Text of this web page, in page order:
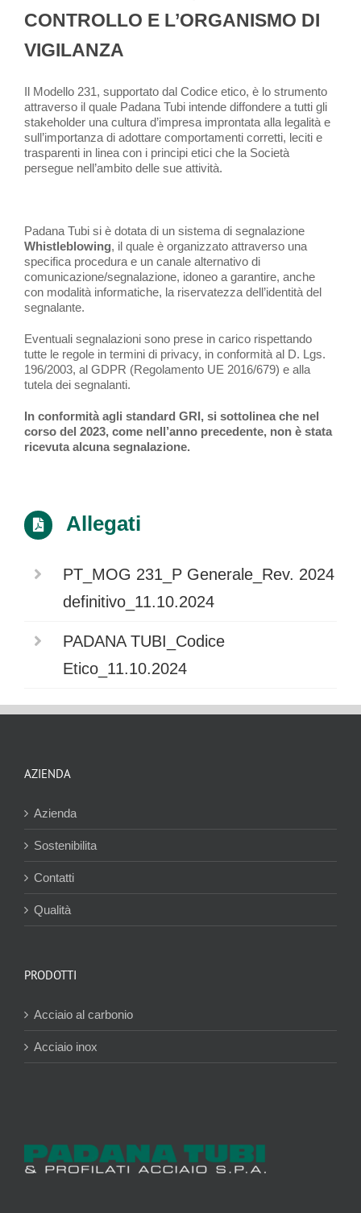
CONTROLLO E L’ORGANISMO DI
VIGILANZA
Il Modello 231, supportato dal Codice etico, è lo strumento
attraverso il quale Padana Tubi intende diffondere a tutti gli
stakeholder una cultura d’impresa improntata alla legalità e
sull’importanza di adottare comportamenti corretti, leciti e
trasparenti in linea con i principi etici che la Società
persegue nell’ambito delle sue attività.
Padana Tubi si è dotata di un sistema di segnalazione
Whistleblowing, il quale è organizzato attraverso una
specifica procedura e un canale alternativo di
comunicazione/segnalazione, idoneo a garantire, anche
con modalità informatiche, la riservatezza dell’identità del
segnalante.
Eventuali segnalazioni sono prese in carico rispettando
tutte le regole in termini di privacy, in conformità al D. Lgs.
196/2003, al GDPR (Regolamento UE 2016/679) e alla
tutela dei segnalanti.
In conformità agli standard GRI, si sottolinea che nel
corso del 2023, come nell’anno precedente, non è stata
ricevuta alcuna segnalazione.
Allegati
PT_MOG 231_P Generale_Rev. 2024
definitivo_11.10.2024
PADANA TUBI_Codice
Etico_11.10.2024
AZIENDA
Azienda
Sostenibilita
Contatti
Qualità
PRODOTTI
Acciaio al carbonio
Acciaio inox